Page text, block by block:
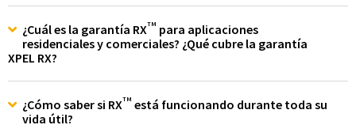
¿Cuál es la garantía RXTM para aplicaciones
residenciales y comerciales? ¿Qué cubre la garantía
XPEL RX?
¿Cómo saber si RXTM está funcionando durante toda su
vida útil?